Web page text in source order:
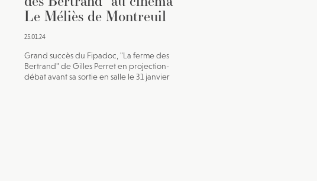
Le Méliès de Montreuil
25.01.24
Grand succès du Fipadoc, "La ferme des
Bertrand" de Gilles Perret en projection-
débat avant sa sortie en salle le 31 janvier